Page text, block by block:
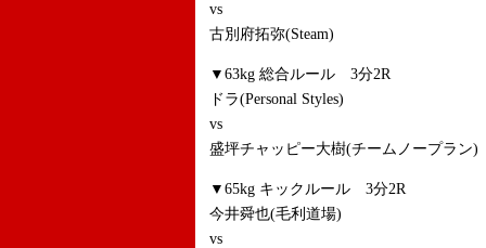
vs
古別府拓弥(Steam)
▼63kg 総合ルール 3分2R
ドラ(Personal Styles)
vs
盛坪チャッピー大樹(チームノープラン)
▼65kg キックルール 3分2R
今井舜也(毛利道場)
vs